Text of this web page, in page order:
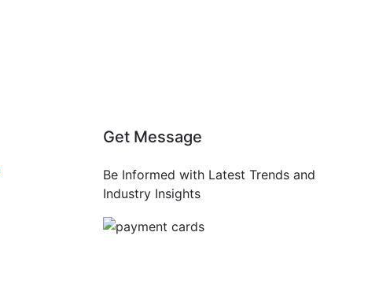
Get Message
Be Informed with Latest Trends and
Industry Insights